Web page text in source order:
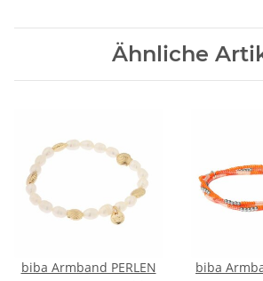
Ähnliche
biba Armband PERLEN
biba